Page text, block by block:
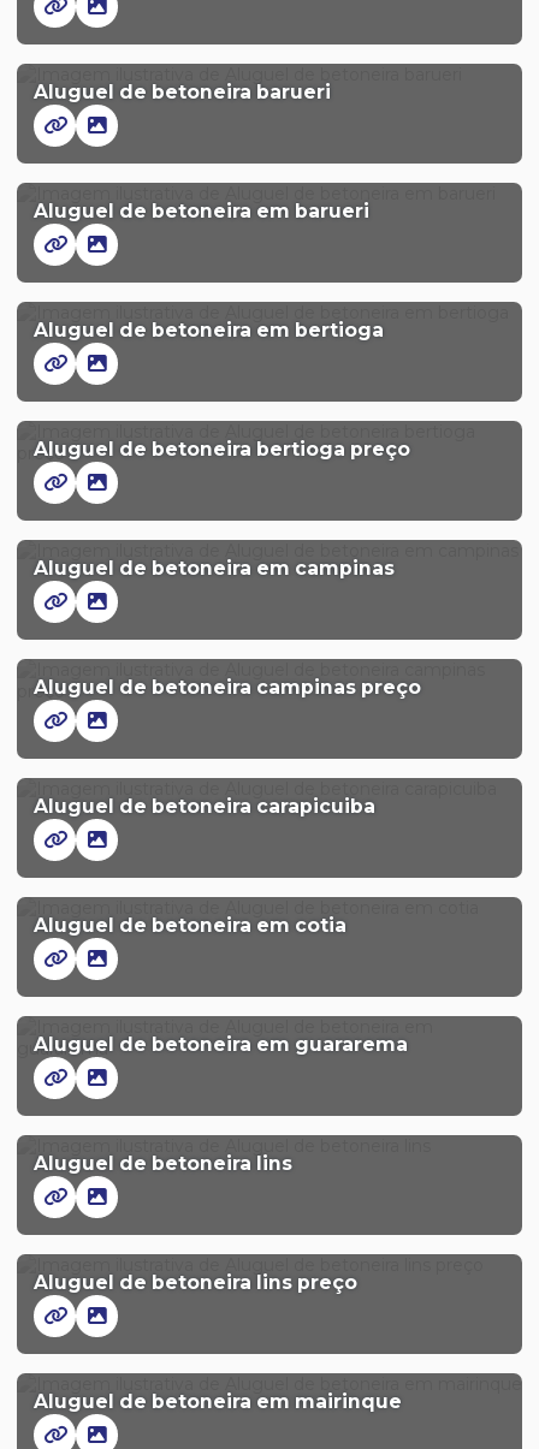
Aluguel de betoneira barueri
Aluguel de betoneira em barueri
Aluguel de betoneira em bertioga
Aluguel de betoneira bertioga preço
Aluguel de betoneira em campinas
Aluguel de betoneira campinas preço
Aluguel de betoneira carapicuiba
Aluguel de betoneira em cotia
Aluguel de betoneira em guararema
Aluguel de betoneira lins
Aluguel de betoneira lins preço
Aluguel de betoneira em mairinque